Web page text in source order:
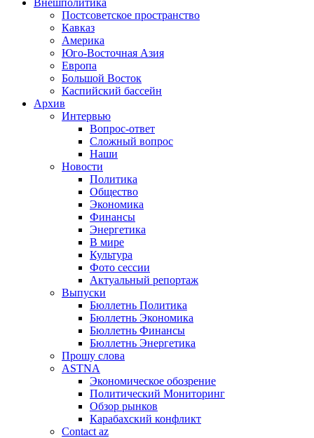
Внешполитика
Постсоветское пространство
Кавказ
Америка
Юго-Восточная Азия
Европа
Большой Восток
Каспийский бассейн
Архив
Интервью
Вопрос-ответ
Сложный вопрос
Наши
Новости
Политика
Общество
Экономика
Финансы
Энергетика
В мире
Культура
Фото сессии
Актуальный репортаж
Выпуски
Бюллетнь Политика
Бюллетнь Экономика
Бюллетнь Финансы
Бюллетнь Энергетика
Прошу слова
ASTNA
Экономическое обозрение
Политический Мониторинг
Обзор рынков
Карабахский конфликт
Contact az